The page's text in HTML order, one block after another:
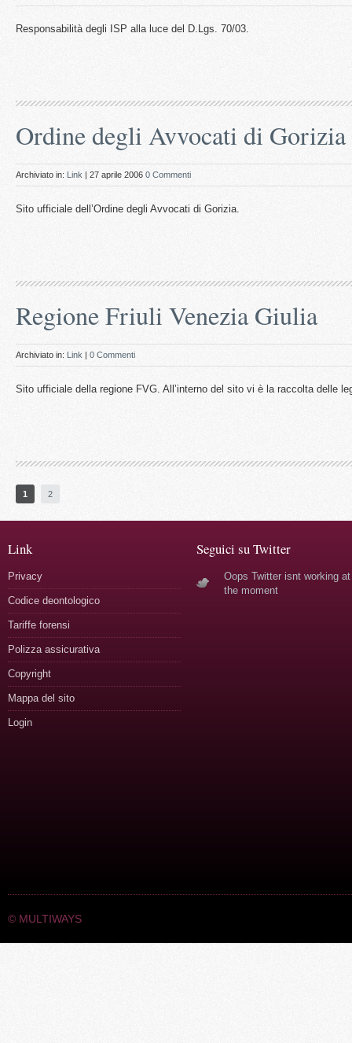
Responsabilità degli ISP alla luce del D.Lgs. 70/03.
Ordine degli Avvocati di Gorizia
Archiviato in: Link | 27 aprile 2006 0 Commenti
Sito ufficiale dell’Ordine degli Avvocati di Gorizia.
Regione Friuli Venezia Giulia
Archiviato in: Link | 0 Commenti
Sito ufficiale della regione FVG. All’interno del sito vi è la raccolta delle
1 2
Link
Privacy
Codice deontologico
Tariffe forensi
Polizza assicurativa
Copyright
Mappa del sito
Login
Seguici su Twitter
Oops Twitter isnt working at
the moment
© MULTIWAYS